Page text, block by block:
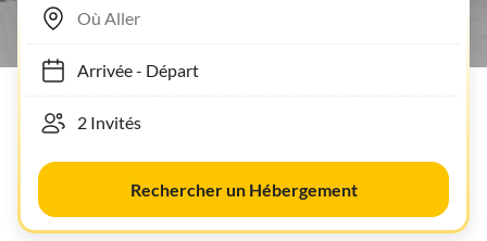
Arrivée- Départ
Rechercher un Hébergement